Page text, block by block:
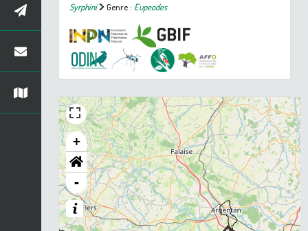
Syrphini
Genre : Eupeodes
+
-